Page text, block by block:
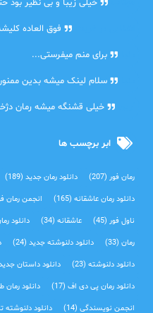
خیلی زیبا و بی نظیر بود
فوق العاده
برای منم میفرستی...
سلام لینک میشه بدین
خیلی قشنگه میشه رمان
ابر برچسب ها
رمان فور(207) دانلود رمان جدید(189)
دانلود رمان عاشقانه(165) انجمن رمان
ناول فور(45) عاشقانه(34) دانلود
رمان(33) دانلود دلنوشته جدید(24)
دانلود دلنوشته(23) دانلود داستان
دانلود رمان پی دی اف(17) دانلود رمان
انجمن نویسندگی(14) دانلود دلنوشته